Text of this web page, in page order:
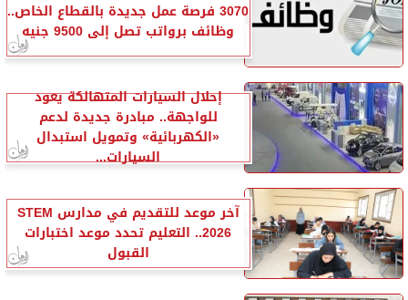
3070 فرصة عمل جديدة بالقطاع الخاص..
وظائف برواتب تصل إلى 9500 جنيه
إحلال السيارات المتهالكة يعود
للواجهة.. مبادرة جديدة لدعم
«الكهربائية» وتمويل استبدال
السيارات...
آخر موعد للتقديم في مدارس STEM
2026.. التعليم تحدد موعد اختبارات
القبول